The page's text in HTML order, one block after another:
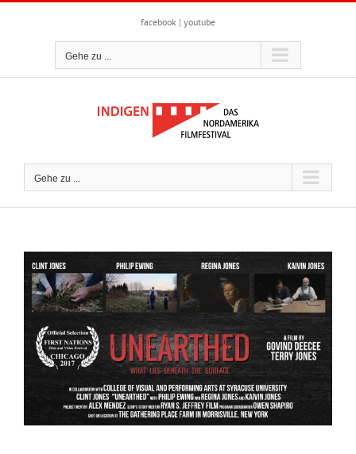
Zum
facebook | youtube
Gehe zu ...
Gehe zu ...